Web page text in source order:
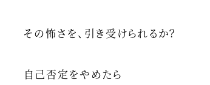
その怖さを、引き受けられるか？
自己否定をやめたら